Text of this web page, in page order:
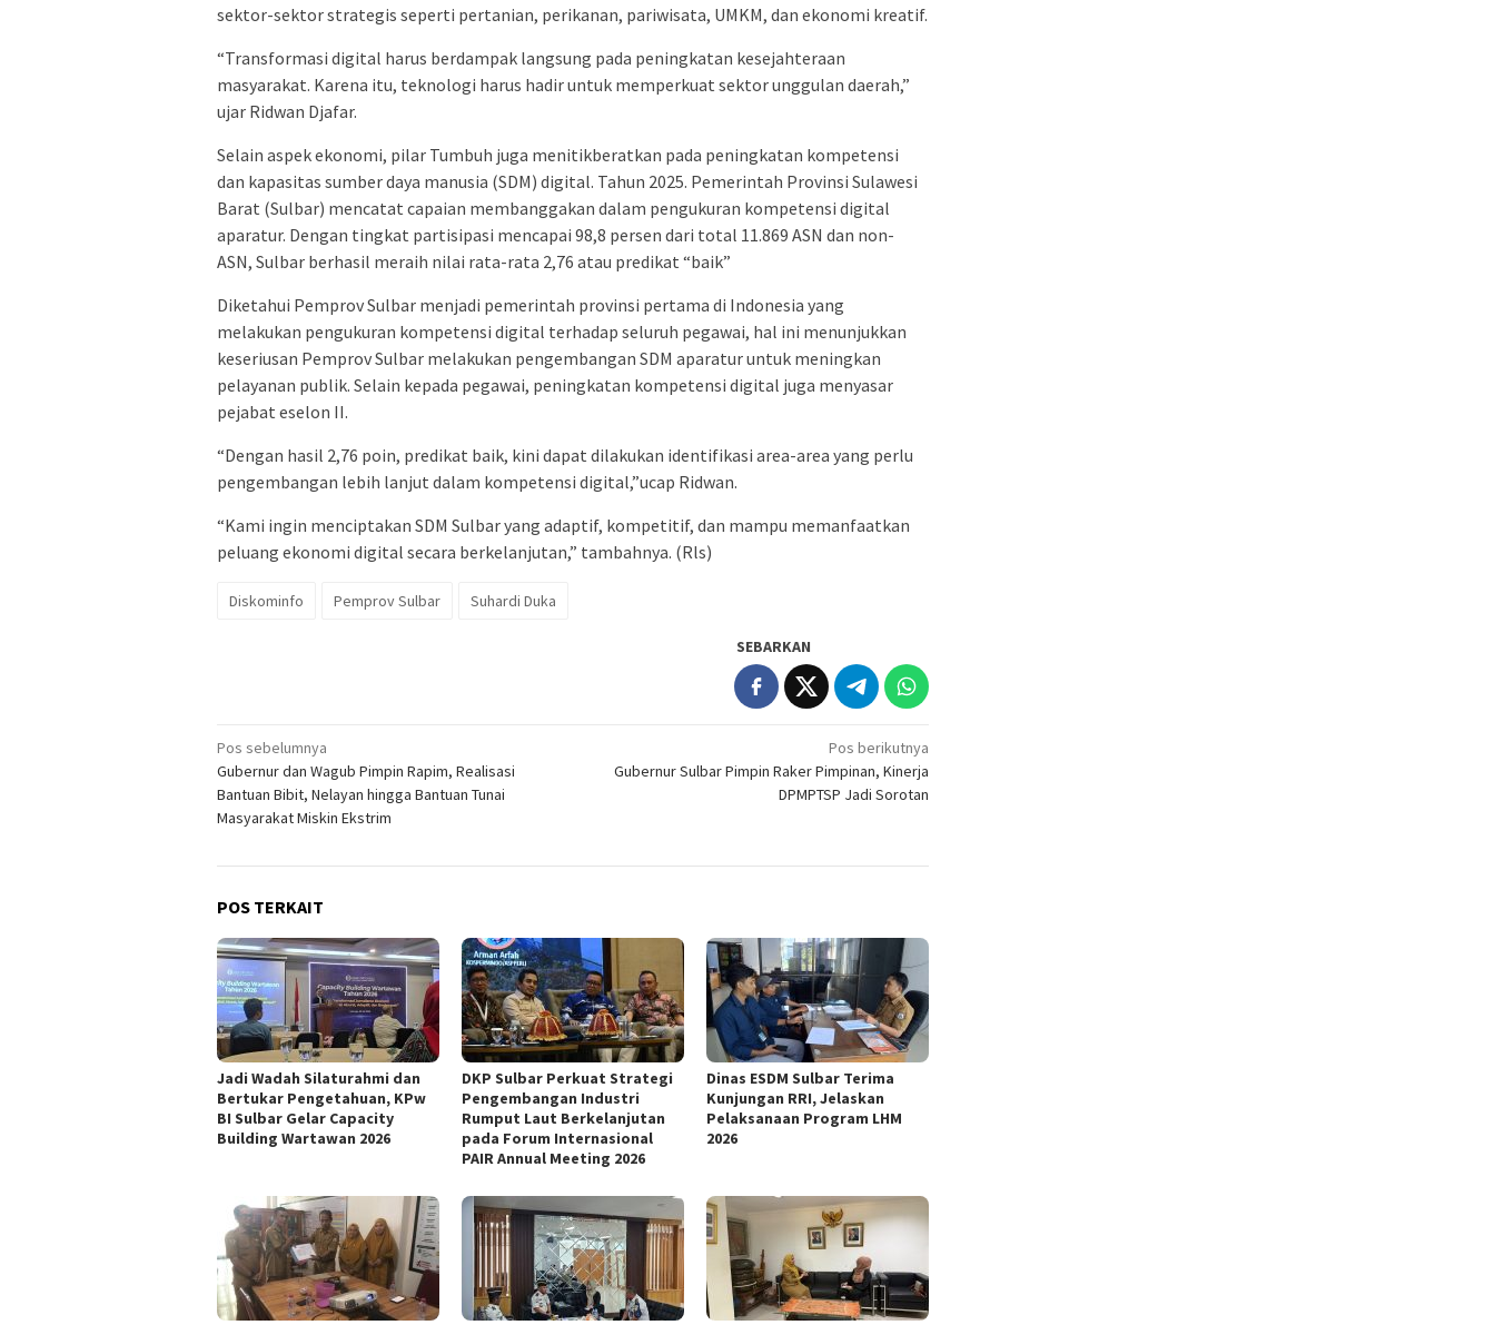
sektor-sektor strategis seperti pertanian, perikanan, pariwisata, UMKM, dan ekonomi kreatif.
“Transformasi digital harus berdampak langsung pada peningkatan kesejahteraan
masyarakat. Karena itu, teknologi harus hadir untuk memperkuat sektor unggulan daerah,”
ujar Ridwan Djafar.
Selain aspek ekonomi, pilar Tumbuh juga menitikberatkan pada peningkatan kompetensi
dan kapasitas sumber daya manusia (SDM) digital. Tahun 2025. Pemerintah Provinsi Sulawesi
Barat (Sulbar) mencatat capaian membanggakan dalam pengukuran kompetensi digital
aparatur. Dengan tingkat partisipasi mencapai 98,8 persen dari total 11.869 ASN dan non-
ASN, Sulbar berhasil meraih nilai rata-rata 2,76 atau predikat “baik”
Diketahui Pemprov Sulbar menjadi pemerintah provinsi pertama di Indonesia yang
melakukan pengukuran kompetensi digital terhadap seluruh pegawai, hal ini menunjukkan
keseriusan Pemprov Sulbar melakukan pengembangan SDM aparatur untuk meningkan
pelayanan publik. Selain kepada pegawai, peningkatan kompetensi digital juga menyasar
pejabat eselon II.
“Dengan hasil 2,76 poin, predikat baik, kini dapat dilakukan identifikasi area-area yang perlu
pengembangan lebih lanjut dalam kompetensi digital,”ucap Ridwan.
“Kami ingin menciptakan SDM Sulbar yang adaptif, kompetitif, dan mampu memanfaatkan
peluang ekonomi digital secara berkelanjutan,” tambahnya. (Rls)
Diskominfo Pemprov Sulbar Suhardi Duka
SEBARKAN
Navigasi
pos
Pos sebelumnya
Gubernur dan Wagub Pimpin Rapim, Realisasi
Bantuan Bibit, Nelayan hingga Bantuan Tunai
Masyarakat Miskin Ekstrim
Pos berikutnya
Gubernur Sulbar Pimpin Raker Pimpinan, Kinerja
DPMPTSP Jadi Sorotan
POS TERKAIT
Jadi Wadah Silaturahmi dan
Bertukar Pengetahuan, KPw
BI Sulbar Gelar Capacity
Building Wartawan 2026
DKP Sulbar Perkuat Strategi
Pengembangan Industri
Rumput Laut Berkelanjutan
pada Forum Internasional
PAIR Annual Meeting 2026
Dinas ESDM Sulbar Terima
Kunjungan RRI, Jelaskan
Pelaksanaan Program LHM
2026